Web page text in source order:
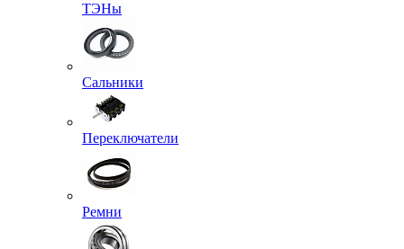
ТЭНы
Сальники
Переключатели
Ремни